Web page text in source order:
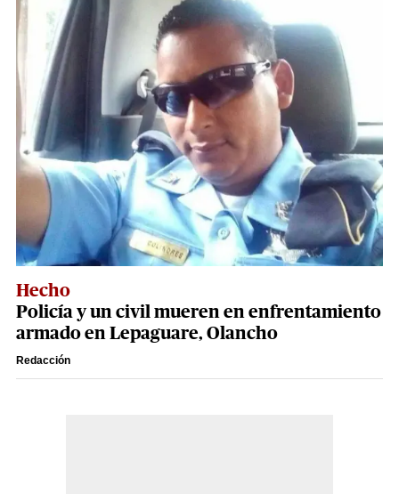
Hecho
Policía y un civil mueren en enfrentamiento
armado en Lepaguare, Olancho
Redacción